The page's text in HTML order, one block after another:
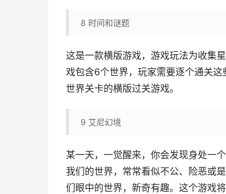
8 时间和谜题
这是一款横版游戏，游戏玩法为收集
戏包含6个世界，玩家需要逐个通关
世界关卡的横版过关游戏。
9 艾尼幻境
某一天，一觉醒来，你会发现身处一
我们的世界，常常看似不公、险恶或
们眼中的世界，新奇有趣。这个游戏